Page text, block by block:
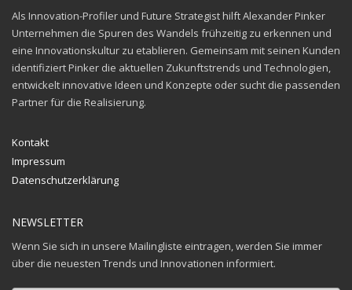
Als Innovation-Profiler und Future Strategist hilft Alexander Pinker
Unternehmen die Spuren des Wandels frühzeitig zu erkennen und
eine Innovationskultur zu etablieren. Gemeinsam mit seinen Kunden
identifiziert Pinker die aktuellen Zukunftstrends und Technologien,
entwickelt innovative Ideen und Konzepte oder sucht die passenden
Partner für die Realisierung.
Kontakt
Impressum
Datenschutzerklärung
NEWSLETTER
Wenn Sie sich in unsere Mailingliste eintragen, werden Sie immer
über die neuesten Trends und Innovationen informiert.